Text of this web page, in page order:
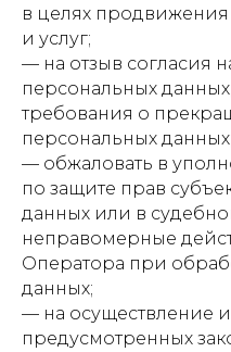
в целях
и услуг;
— на отзыв согласия
персональных
требования о
персональных данных;
— обжаловать в
по защите прав
данных или в
неправомерные
Оператора при
данных;
— на осуществление
предусмотренных